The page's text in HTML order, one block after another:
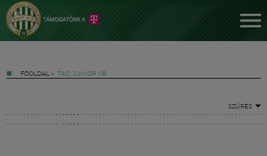
FŐOLDAL » TAG: JUNIOR VB
SZŰRÉS